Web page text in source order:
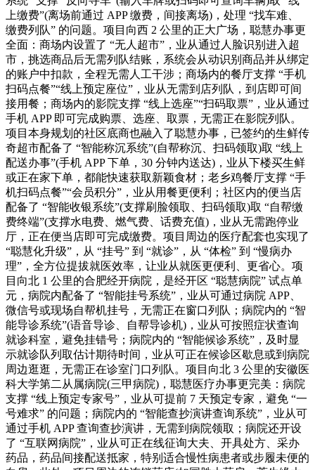
上缴费”(离场前通过 APP 缴费，间接离场)，处理 “找车难、
缴费列队” 的问题。项目向西 2 公里的正大广场，聪慧办事更
全面：商场内设置了 “无人超市”，业从通过人脸识别进入超
市，挑选商品后无需列队结账，系统会从动识别商品并从绑定
的账户中扣款，全程无需人工干涉；商场内的餐厅支撑 “手机
扫码点餐”“线上预定座位”，业从无需到店列队，到店即可间
接用餐；商场内的影院支撑 “线上选座”“扫码取票”，业从通过
手机 APP 即可完成购票、选座、取票，无需正在影院列队。
项目本身规划的社区底商也融入了聪慧办事，已签约的生鲜传
奇超市配备了 “智能称沉系统”(自帮称沉、扫码领取)取 “线上
配送办事”(手机 APP 下单，30 分钟内送达)，业从下楼买生鲜
或正在家下单，都能快速获取新颖食材；老乡鸡餐厅支撑 “手
机扫码点餐”“会员积分”，业从用餐更便利；社区内的便当店
配备了 “智能收银系统”(支撑刷脸领取、扫码领取)取 “自帮缴
费终端”(支撑水电费、燃气费、话费充值)，业从无需跑停业
厅，正在便当店即可完成缴费。项目周边的医疗配套也实现了
“聪慧化升级”，从 “挂号” 到 “就诊”，从 “体检” 到 “慢病办
理”，全方位提拔就医效率，让业从就医更便利、更省心。项
目向北 1 公里的合肥经开病院，是经开区 “聪慧病院” 试点单
元，病院内配备了 “智能挂号系统”，业从可通过病院 APP、
微信号或现场自帮机挂号，无需正在窗口列队；病院内的 “智
能导诊系统”(语音导诊、自帮导诊机)，业从可按照症状查询
就诊科室，避免挂错号；病院内的 “智能候诊系统”，及时显
示就诊队列取估计期待时间，业从可正在候诊区歇息或到病院
周边逛逛，无需正在诊室门口列队。项目向北 3 公里的安徽医
科大学第二从属病院(三甲病院)，聪慧医疗办事更完美：病院
支撑 “线上预定专家号”，业从可提前 7 天预定专家，避免 “一
号难求” 的问题；病院内的 “智能查抄演讲查询系统”，业从可
通过手机 APP 查询查抄演讲，无需到病院领取；病院还开设
了 “互联网病院”，业从可正在线征询大夫、开具处方、采办
药品，药品间接配送抵家，特别适合慢性病患者或步履未便的